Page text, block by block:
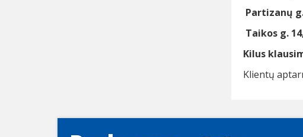
Partizanų
Taikos g.
Kilus
Klientų